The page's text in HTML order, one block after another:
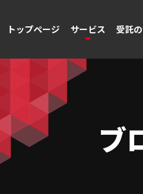
トップページ サービス 受託
ブ